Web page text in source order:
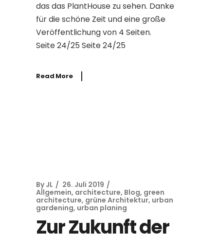
das das PlantHouse zu sehen. Danke
für die schöne Zeit und eine große
Veröffentlichung von 4 Seiten.
Seite 24/25 Seite 24/25
Read More
By JL
26. Juli 2019
Allgemein, architecture, Blog, green
architecture, grüne Architektur, urban
gardening, urban planing
Zur Zukunft der